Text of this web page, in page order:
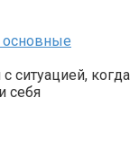
основные
ситуацией, когда
себя